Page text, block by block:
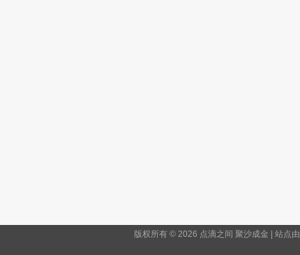
版权所有 © 2026 点滴之间 聚沙成金 | 站点由